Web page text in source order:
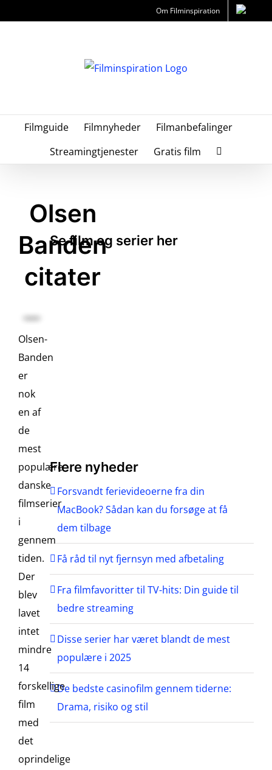
Om Filminspiration
Filmguide Filmnyheder
Filmanbefalinger
Streamingtjenester
Gratis film
Olsen
Banden
citater
Olsen-
Banden
er
nok
en af
de
mest
populære
danske
filmserier
i
gennem
tiden.
Der
blev
lavet
intet
mindre
14
forskellige
film
med
det
oprindelige
Se film og serier her
Flere nyheder
Forsvandt ferievideoerne fra din
MacBook? Sådan kan du forsøge at få
dem tilbage
Få råd til nyt fjernsyn med afbetaling
Fra filmfavoritter til TV-hits: Din guide til
bedre streaming
Disse serier har været blandt de mest
populære i 2025
De bedste casinofilm gennem tiderne:
Drama, risiko og stil